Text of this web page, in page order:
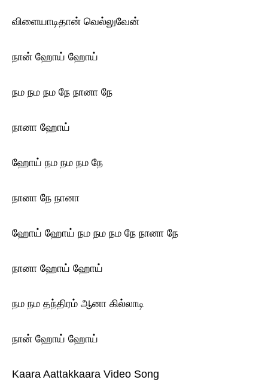
விளையாடிதான் வெல்லுவேன்
நான் ஹோய் ஹோய்
நம நம நம நே நானா நே
நானா ஹோய்
ஹோய் நம நம நம நே
நானா நே நானா
ஹோய் ஹோய் நம நம நம நே நானா நே
நானா ஹோய் ஹோய்
நம நம தந்திரம் ஆனா கில்லாடி
நான் ஹோய் ஹோய்
Kaara Aattakkaara Video Song